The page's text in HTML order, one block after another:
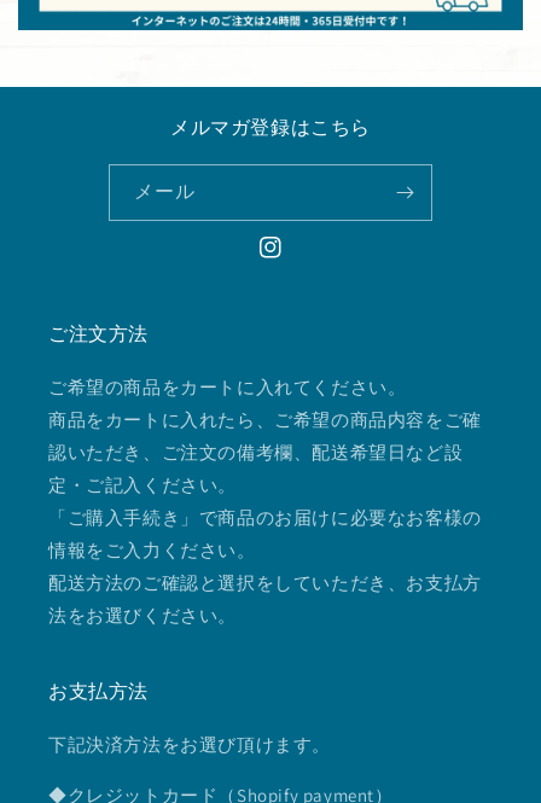
メルマガ登録はこちら
メール
Instagram
ご注文方法
ご希望の商品をカートに入れてください。
商品をカートに入れたら、ご希望の商品内容をご確
認いただき、ご注文の備考欄、配送希望日など設
定・ご記入ください。
「ご購入手続き」で商品のお届けに必要なお客様の
情報をご入力ください。
配送方法のご確認と選択をしていただき、お支払方
法をお選びください。
お支払方法
下記決済方法をお選び頂けます。
◆クレジットカード（Shopify payment）